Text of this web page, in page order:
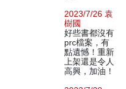
2023/7/26 袁
樹國
好些書都沒有
prc檔案，有
點遺憾！重新
上架還是令人
高興，加油！